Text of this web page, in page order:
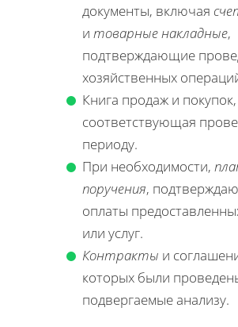
документы, включая
и товарные накладные,
подтверждающие
хозяйственных
Книга продаж и покупок,
соответствующая
периоду.
При необходимости,
поручения,
оплаты
или услуг.
Контракты и
которых были
подвергаемые анализу.